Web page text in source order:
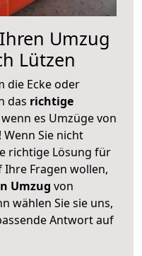
Umzug
Lützen
die Ecke oder
das richtige
es Umzüge von
Sie nicht
richtige Lösung für
Ihre Fragen wollen,
Umzug von
wählen Sie sie uns,
Antwort auf